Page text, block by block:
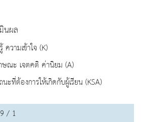
นผล
วามเข้าใจ (K)
ณะ เจตคติ ค่านิยม (A)
ะที่ต้องการให้เกิดกับผู้เรียน (KSA)
/ 1